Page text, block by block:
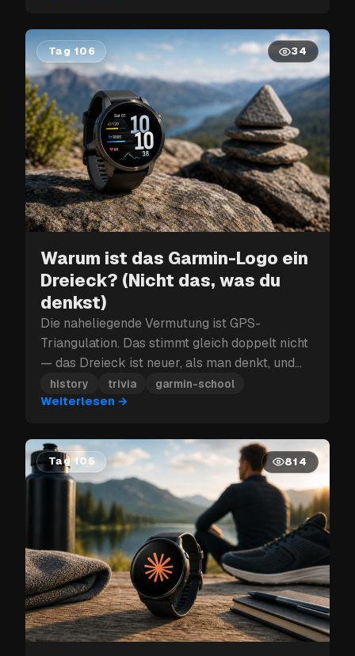
Tag 106 34
Warum ist das Garmin-Logo ein
Dreieck? (Nicht das, was du
denkst)
Die naheliegende Vermutung ist GPS-
Triangulation. Das stimmt gleich doppelt nicht
— das Dreieck ist neuer, als man denkt, und
GPS nutzt gar keine Triangulation.
history trivia
garmin-school
Weiterlesen →
Tag 105 814